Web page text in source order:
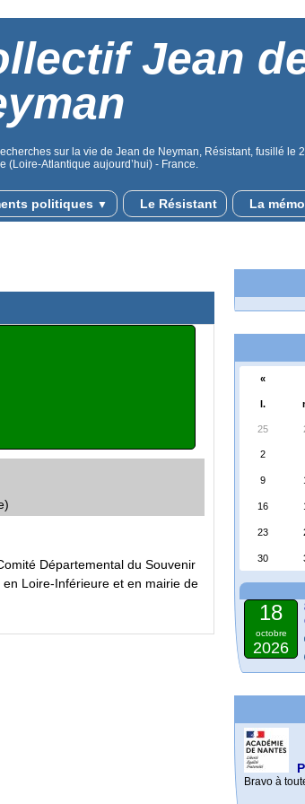
Jean
sur la vie de Jean de Neyman, Résistant, fusillé
(Loire-Atlantique aujourd’hui) - France.
politiques ▼ Le Résistant La
Départemental du Souvenir
Loire-Inférieure et en mairie de
«
l.
25
2
9
16
23
30
18
octobre
2026
Bravo à